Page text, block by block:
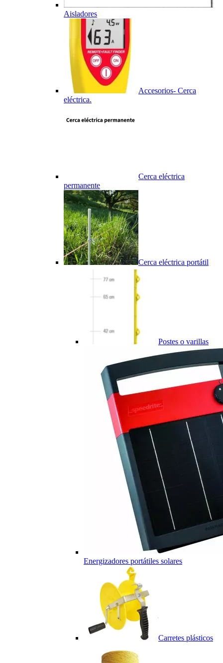
Aisladores
Accesorios- Cerca
eléctrica.
Cerca eléctrica
permanente
Cerca eléctrica portátil
Postes o varillas
Energizadores portátiles solares
Carretes plásticos